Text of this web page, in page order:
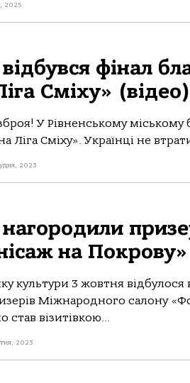
2025
фінал
Сміху» (відео)
У Рівненському міському
Ліга Сміху». Українці не
2023
на
культури 3 жовтня відбулося
Міжнародного салону
став візитівкою...
2023